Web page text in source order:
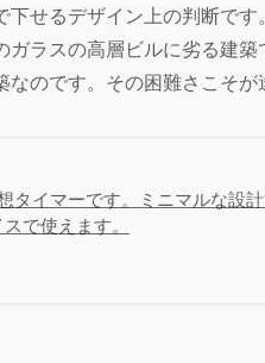
せるデザイン上の判断で
ラスの高層ビルに劣る建築
のです。その困難さこそが
タイマーです。ミニマルな設
で使えます。